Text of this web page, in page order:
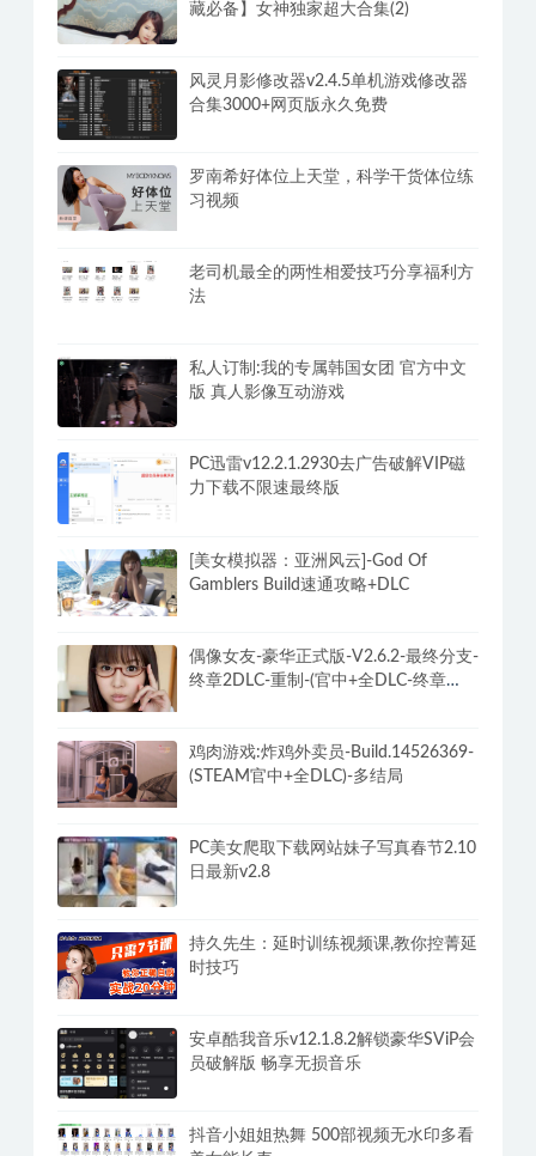
藏必备】女神独家超大合集(2)
风灵月影修改器v2.4.5单机游戏修改器
合集3000+网页版永久免费
罗南希好体位上天堂，科学干货体位练
习视频
老司机最全的两性相爱技巧分享福利方
法
私人订制:我的专属韩国女团 官方中文
版 真人影像互动游戏
PC迅雷v12.2.1.2930去广告破解VIP磁
力下载不限速最终版
[美女模拟器：亚洲风云]-God Of
Gamblers Build速通攻略+DLC
偶像女友-豪华正式版-V2.6.2-最终分支-
终章2DLC-重制-(官中+全DLC-终章
鸡肉游戏:炸鸡外卖员-Build.14526369-
(STEAM官中+全DLC)-多结局
PC美女爬取下载网站妹子写真春节2.10
日最新v2.8
持久先生：延时训练视频课,教你控菁延
时技巧
安卓酷我音乐v12.1.8.2解锁豪华SViP会
员破解版 畅享无损音乐
抖音小姐姐热舞 500部视频无水印多看